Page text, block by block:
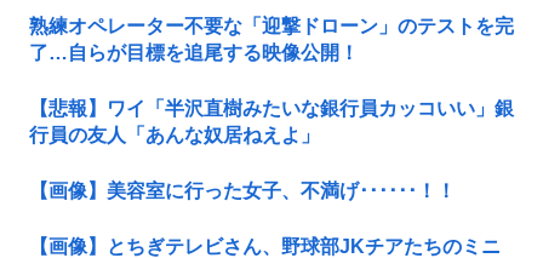
熟練オペレーター不要な「迎撃ドローン」のテストを完
了…自らが目標を追尾する映像公開！
【悲報】ワイ「半沢直樹みたいな銀行員カッコいい」銀
行員の友人「あんな奴居ねえよ」
【画像】美容室に行った女子、不満げ･･････！！
【画像】とちぎテレビさん、野球部JKチアたちのミニ